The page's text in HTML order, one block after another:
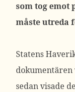
som tog
måste utreda
Statens
dokumentären
sedan visade